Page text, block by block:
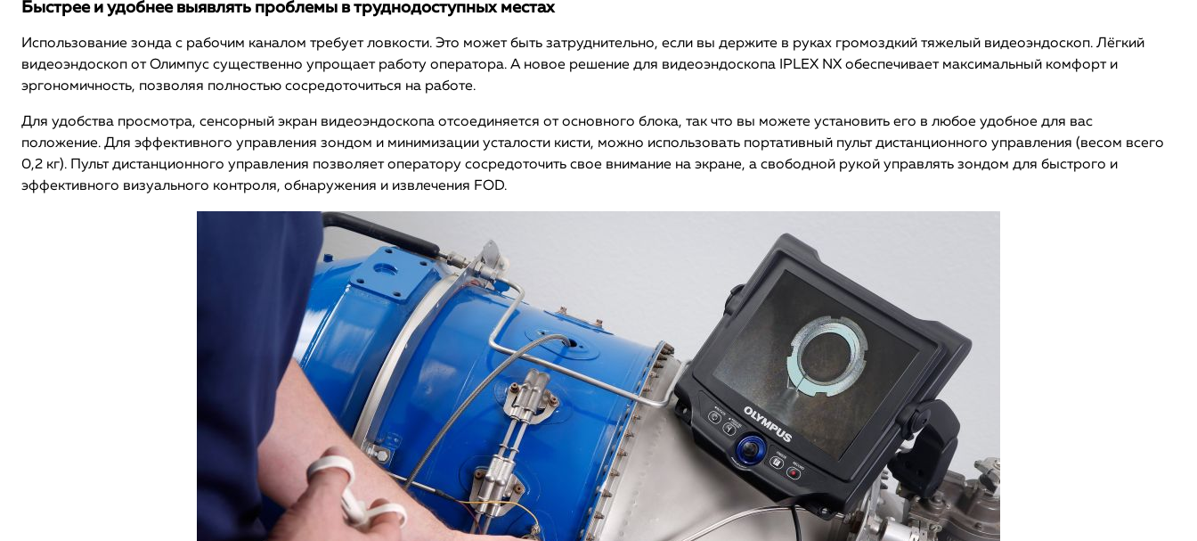
Быстрее и удобнее выявлять проблемы в труднодоступных местах
Использование зонда с рабочим каналом требует ловкости. Это может быть затруднительно, если вы держите в руках громоздкий тяжелый видеоэндоскоп. Лёгкий
видеоэндоскоп от Олимпус существенно упрощает работу оператора. А новое решение для видеоэндоскопа IPLEX NX обеспечивает максимальный комфорт и
эргономичность, позволяя полностью сосредоточиться на работе.
Для удобства просмотра, сенсорный экран видеоэндоскопа отсоединяется от основного блока, так что вы можете установить его в любое удобное для вас
положение. Для эффективного управления зондом и минимизации усталости кисти, можно использовать портативный пульт дистанционного управления (весом всего
0,2 кг). Пульт дистанционного управления позволяет оператору сосредоточить свое внимание на экране, а свободной рукой управлять зондом для быстрого и
эффективного визуального контроля, обнаружения и извлечения FOD.